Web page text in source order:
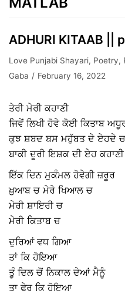
ADHURI KITAAB ||
Love Punjabi Shayari, Poetry,
Gaba
February 16, 2022
ਤੇਰੀ ਮੇਰੀ ਕਹਾਣੀ ‌
ਜਿਵੇਂ ਲਿਖੀ‌ ਹੋਵੇ ਕੋਈ ਕਿਤਾਬ
ਕੁਝ ਸ਼ਬਦ ਬਸ ਮਹੁੱਬਤ ਦੇ ਏਹਦੇ ਚ
ਬਾਕੀ ਦੂਰੀ ਇਸ਼ਕ ਦੀ ਏਹ
ਇੱਕ ਦਿਨ ਮੁਕੰਮਲ ਹੋਵੇਗੀ ਜ਼ਰੂਰ
ਖ਼ੁਆਬ ਚ ਮੇਰੇ ਖਿਆਲ ਚ
ਮੇਰੀ ਸ਼ਾਇਰੀ ਚ
ਮੇਰੀ ਕਿਤਾਬ ਚ
ਦੁਰਿਆਂ ਵਧ ਗਿਆ
ਤਾਂ ਕਿ ਹੋਇਆ
ਤੂੰ ਦਿਲ ਚੋਂ ਨਿਕਾਲ ਦੇਆਂ ਮੈਨੂੰ
ਤਾ ਫੇਰ ਕਿ ਹੋਇਆ